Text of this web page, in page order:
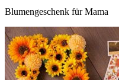
Blumengeschenk für Mama